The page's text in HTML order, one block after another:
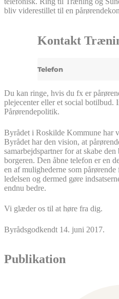
bliv viderestillet til en
Kontakt
Telefon
Du kan ringe, hvis du fx er
plejecenter eller et social botilbud.
Pårørendepolitik.
Byrådet i Roskilde Kommune har
Byrådet har den vision, at
samarbejdspartner for at skabe
borgeren. Den åbne telefon er en
en af mulighederne som
ledelsen og dermed gøre
endnu bedre.
Vi glæder os til at høre fra dig.
Byrådsgodkendt 14. juni 2017.
Publikation